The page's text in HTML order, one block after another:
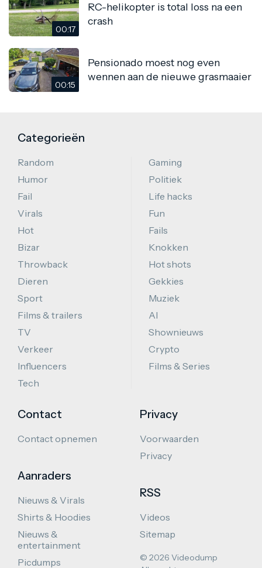
00:17
RC-helikopter is total loss na een
crash
00:15
Pensionado moest nog even
wennen aan de nieuwe grasmaaier
Categorieën
Random
Humor
Fail
Virals
Hot
Bizar
Throwback
Dieren
Sport
Films & trailers
TV
Verkeer
Influencers
Tech
Gaming
Politiek
Life hacks
Fun
Fails
Knokken
Hot shots
Gekkies
Muziek
AI
Shownieuws
Crypto
Films & Series
Contact
Contact opnemen
Aanraders
Nieuws & Virals
Shirts & Hoodies
Nieuws &
entertainment
Picdumps
Privacy
Voorwaarden
Privacy
RSS
Videos
Sitemap
© 2026 Videodump